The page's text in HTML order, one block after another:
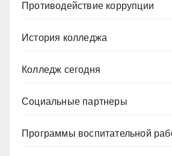
Противодействие коррупции
История колледжа
Колледж сегодня
Социальные партнеры
Программы воспитательной